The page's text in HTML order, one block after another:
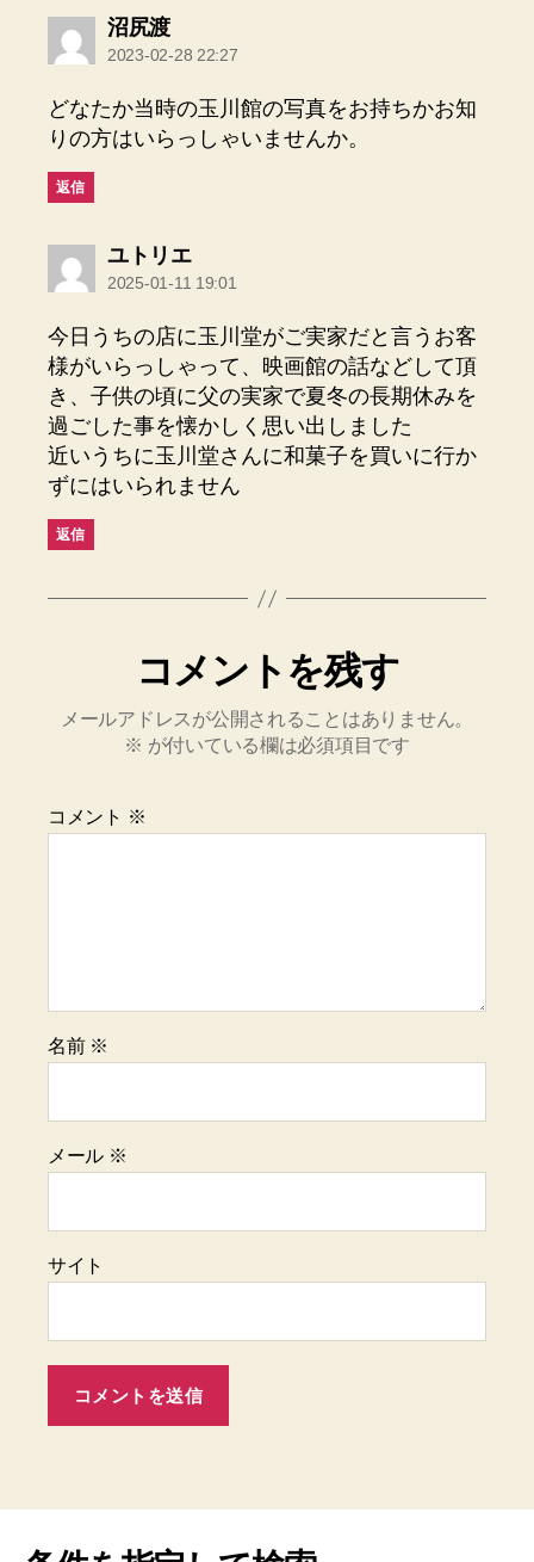
沼尻渡の
発
2023-02-28 22:27
どなたか当時の玉川館の写真をお持ちかお知
りの方はいらっしゃいませんか。
返信
ユトリエの
発
2025-01-11 19:01
今日うちの店に玉川堂がご実家だと言うお客
様がいらっしゃって、映画館の話などして頂
き、子供の頃に父の実家で夏冬の長期休みを
過ごした事を懐かしく思い出しました
近いうちに玉川堂さんに和菓子を買いに行か
ずにはいられません
返信
コメントを残す
メールアドレスが公開されることはありません。
※ が付いている欄は必須項目です
コメント ※
名前 ※
メール ※
サイト